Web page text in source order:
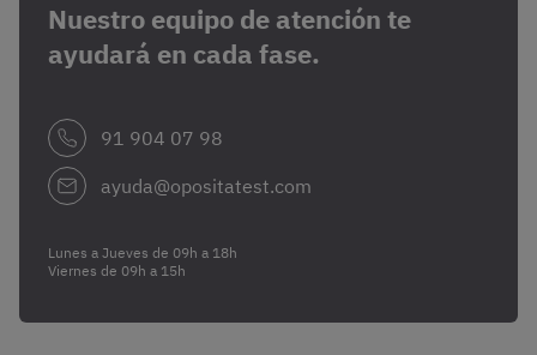
Nuestro equipo de atención te
ayudará en cada fase.
91 904 07 98
ayuda@opositatest.com
Lunes a Jueves de 09h a 18h
Viernes de 09h a 15h